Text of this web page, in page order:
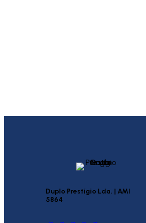
Duplo Prestígio Lda. | AMI
5864